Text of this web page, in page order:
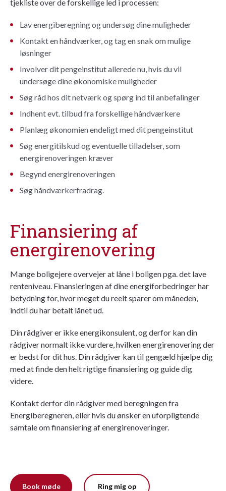
tjekliste over de forskellige led i processen:
Lav energiberegning og undersøg dine muligheder
Kontakt en håndværker, og tag en snak om mulige
løsninger
Involver dit pengeinstitut allerede nu, hvis du vil
undersøge dine økonomiske muligheder
Søg råd hos dit netværk og spørg ind til anbefalinger
Indhent evt. tilbud fra forskellige håndværkere
Planlæg økonomien endeligt med dit pengeinstitut
Søg energitilskud og eventuelle tilladelser, som
energirenoveringen kræver
Begynd energirenoveringen
Søg håndværkerfradrag.
Finansiering af
energirenovering
Mange boligejere overvejer at låne i boligen pga. det lave
renteniveau. Finansieringen af dine energiforbedringer har
betydning for, hvor meget du reelt sparer om måneden,
indtil du har betalt lånet ud.
Din rådgiver er ikke energikonsulent, og derfor kan din
rådgiver normalt ikke vurdere, hvilken energirenovering der
er bedst for dit hus. Din rådgiver kan til gengæld hjælpe dig
med at finde den helt rigtige finansiering og guide dig
videre.
Kontakt derfor din rådgiver med beregningen fra
Energiberegneren, eller hvis du ønsker en uforpligtende
samtale om finansiering af energirenoveringer.
Book møde Ring mig op